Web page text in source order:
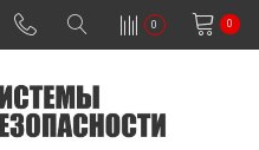
0 0